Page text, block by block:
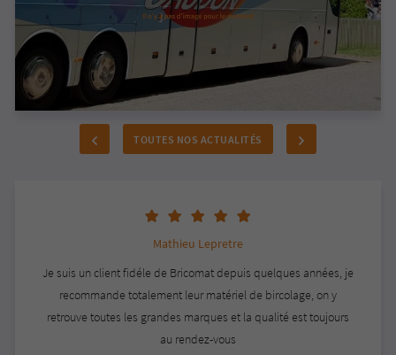
L'équipe de Gaudon et Fils
TOUTES NOS ACTUALITÉS
Mathieu Lepretre
Je suis un client fidéle de Bricomat depuis quelques années, je
recommande totalement leur matériel de bircolage, on y
retrouve toutes les grandes marques et la qualité est toujours
au rendez-vous